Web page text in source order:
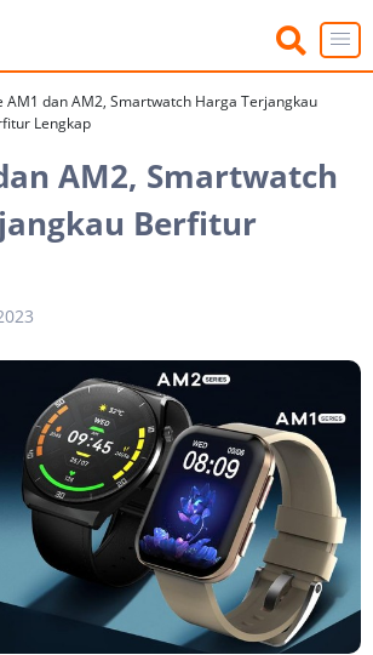
AM1 dan AM2, Smartwatch Harga Terjangkau
Lengkap
AM2, Smartwatch
Berfitur